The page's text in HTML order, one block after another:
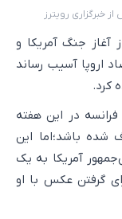
آغاز جنگ آمریکا و
اروپا آسیب رساند
کرد.
در این هفته
شده باشد؛اما این
آمریکا به یک
گرفتن عکس با او